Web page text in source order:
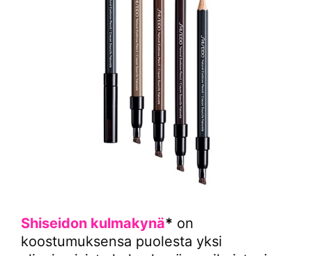
Shiseidon kulmakynä* on
koostumuksensa puolesta yksi